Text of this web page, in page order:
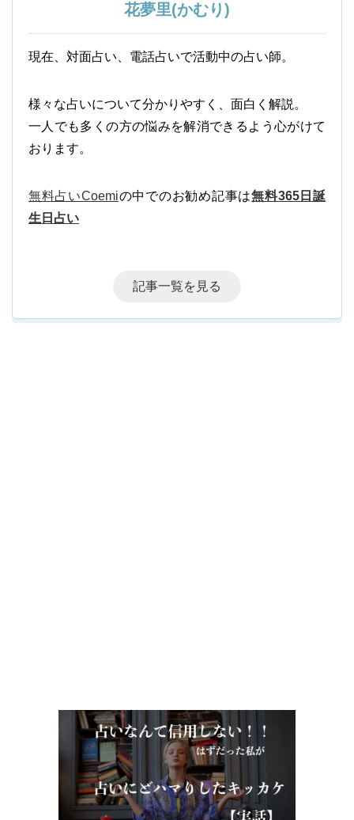
花夢里(かむり)
現在、対面占い、電話占いで活動中の占い師。
様々な占いについて分かりやすく、面白く解説。
一人でも多くの方の悩みを解消できるよう心がけて
おります。
無料占いCoemiの中でのお勧め記事は無料365日誕
生日占い
記事一覧を見る